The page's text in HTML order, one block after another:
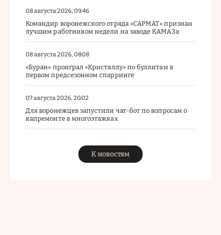
08 августа 2026, 09:46
Командир воронежского отряда «САРМАТ» признан
лучшим работником недели на заводе КАМАЗа
08 августа 2026, 08:08
«Буран» проиграл «Кристаллу» по буллитам в
первом предсезонном спарринге
07 августа 2026, 20:02
Для воронежцев запустили чат-бот по вопросам о
капремонте в многоэтажках
К новостям